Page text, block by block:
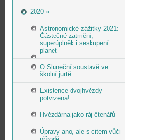
2020 »
Astronomické zážitky 2021:
Částečné zatmění,
superúplněk i seskupení
planet
O Sluneční soustavě ve
školní jurtě
Existence dvojhvězdy
potvrzena!
Hvězdárna jako ráj čtenářů
Úpravy ano, ale s citem vůči